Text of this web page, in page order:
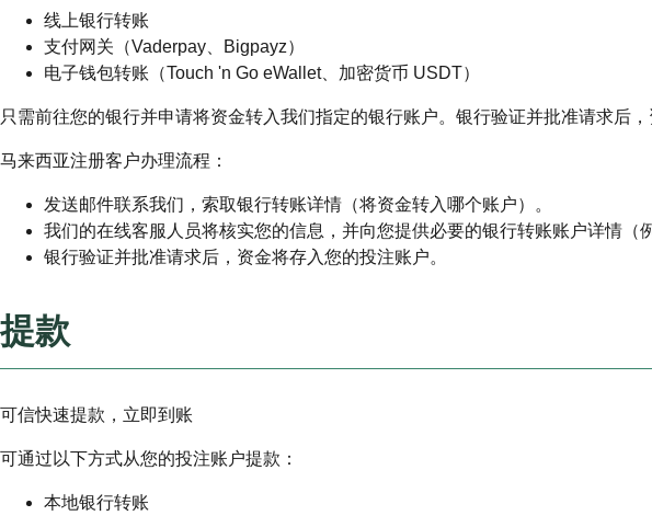
线上银行转账
支付网关（Vaderpay、Bigpayz）
电子钱包转账（Touch 'n Go eWallet、加密货币 USDT）
只需前往您的银行并申请将资金转入我们指定的银行账户。银行验证并批准请求后，
马来西亚注册客户办理流程：
发送邮件联系我们，索取银行转账详情（将资金转入哪个账户）。
我们的在线客服人员将核实您的信息，并向您提供必要的银行转账账户详情
银行验证并批准请求后，资金将存入您的投注账户。
提款
可信快速提款，立即到账
可通过以下方式从您的投注账户提款：
本地银行转账